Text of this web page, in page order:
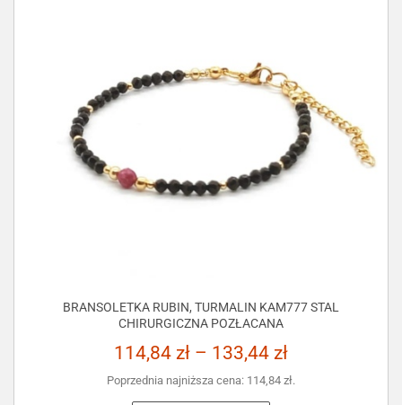
BRANSOLETKA RUBIN, TURMALIN KAM777 STAL
CHIRURGICZNA POZŁACANA
114,84 zł – 133,44 zł
Poprzednia najniższa cena: 114,84 zł.